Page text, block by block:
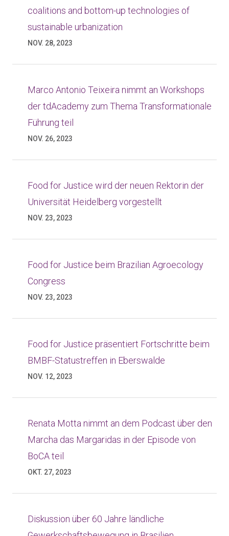
coalitions and bottom-up technologies of
sustainable urbanization
NOV. 28, 2023
Marco Antonio Teixeira nimmt an Workshops
der tdAcademy zum Thema Transformationale
Führung teil
NOV. 26, 2023
Food for Justice wird der neuen Rektorin der
Universität Heidelberg vorgestellt
NOV. 23, 2023
Food for Justice beim Brazilian Agroecology
Congress
NOV. 23, 2023
Food for Justice präsentiert Fortschritte beim
BMBF-Statustreffen in Eberswalde
NOV. 12, 2023
Renata Motta nimmt an dem Podcast über den
Marcha das Margaridas in der Episode von
BoCA teil
OKT. 27, 2023
Diskussion über 60 Jahre ländliche